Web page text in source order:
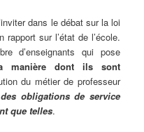
dans le débat sur la loi
rapport sur l’état de l’école.
d’enseignants qui pose
manière dont ils sont
du métier de professeur
obligations de service
que telles.